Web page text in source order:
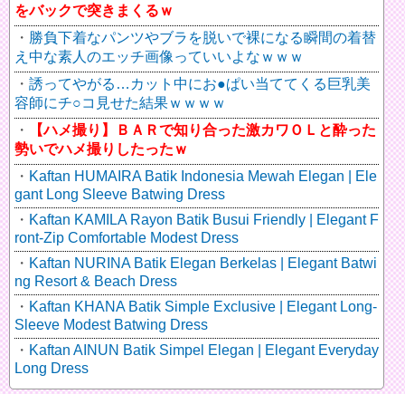
をバックで突きまくるｗ
勝負下着なパンツやブラを脱いで裸になる瞬間の着替
え中な素人のエッチ画像っていいよなｗｗｗ
誘ってやがる…カット中にお●ぱい当ててくる巨乳美
容師にチ○コ見せた結果ｗｗｗｗ
【ハメ撮り】ＢＡＲで知り合った激カワＯＬと酔った
勢いでハメ撮りしたったｗ
Kaftan HUMAIRA Batik Indonesia Mewah Elegan | Ele
gant Long Sleeve Batwing Dress
Kaftan KAMILA Rayon Batik Busui Friendly | Elegant F
ront-Zip Comfortable Modest Dress
Kaftan NURINA Batik Elegan Berkelas | Elegant Batwi
ng Resort & Beach Dress
Kaftan KHANA Batik Simple Exclusive | Elegant Long-
Sleeve Modest Batwing Dress
Kaftan AINUN Batik Simpel Elegan | Elegant Everyday
Long Dress